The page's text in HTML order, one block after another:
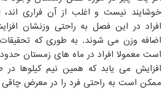
خوشایند نیست و اغلب از آن فراری
افراد در این فصل به راحتی وزنشان
اضافه وزن می شوند. به طوری که
است معمولاً افراد در ماه های زمستان
افزایش می یابد که همین نیم کیلوها
ممکن است به راحتی فرد را در معرض چاقی